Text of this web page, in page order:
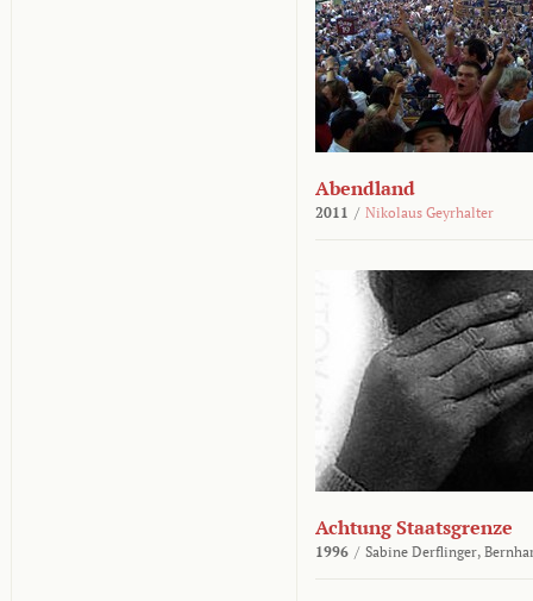
Abendland
2011 / Nikolaus Geyrhalter
Achtung Staatsgrenze
1996 / Sabine Derflinger,